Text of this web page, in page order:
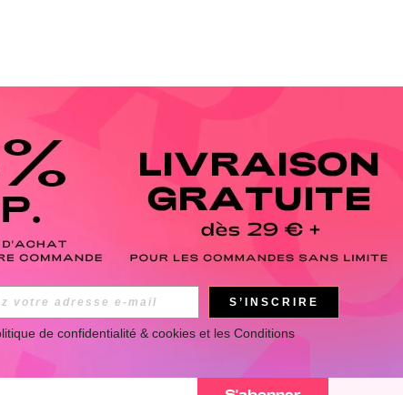
toute l'actualité ROMWE en avant-première ! (Vous
S’INSCRIRE
de confidentialité & cookies et les Conditions